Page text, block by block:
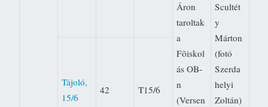
Áron
taroltak
a
Fõiskol
ás OB-
n
(Versen
Scultét
y
Márton
(fotó
Szerda
helyi
Zoltán)
Tájoló,
15/6
42 T15/6